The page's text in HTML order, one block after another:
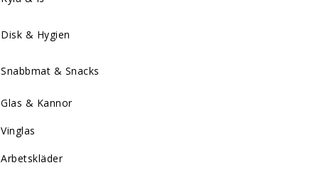
Disk & Hygien
Snabbmat & Snacks
Glas & Kannor
Vinglas
Arbetskläder